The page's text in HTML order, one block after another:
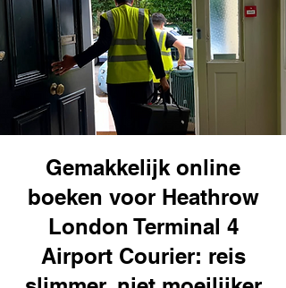
Gemakkelijk online
boeken voor Heathrow
London Terminal 4
Airport Courier: reis